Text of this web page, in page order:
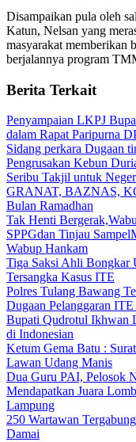
Disampaikan pula oleh
Katun, Nelsan yang
masyarakat memberikan
berjalannya program
Berita Terkait
Penyampaian LKPJ
dalam Rapat Paripurna
Sidang perkara Dugaan
Pengrusakan Kebun
Seribu Takjil untuk
GRANAT, BAZNAS,
Bulan Ramadhan
Tak Henti
SPPGdan Tinjau
Wabup Hankam
Tiga Saksi Ahli Bongkar
Tersangka Kasus ITE
Polres Tulang Bawang
Dugaan Pelanggaran
Bupati Qudrotul Ikhwan
di Indonesian
Ketum Gema Batu :
Lawan Udang Manis
Dua Guru PAI, Pelosok
Mendapatkan Juara
Lampung
250 Wartawan
Damai